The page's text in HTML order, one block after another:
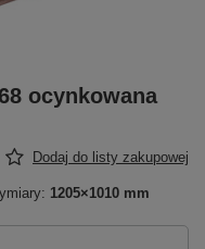
ocynkowana
Dodaj do listy zakupowej
1205×1010 mm